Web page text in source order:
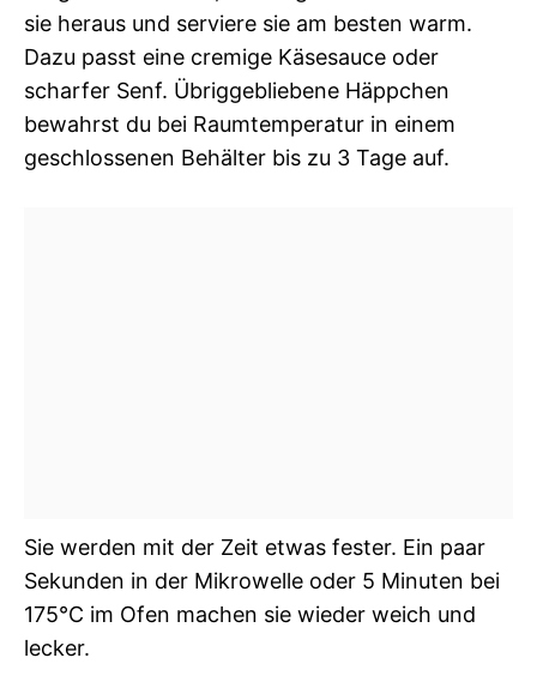
sie heraus und serviere sie am besten warm.
Dazu passt eine cremige Käsesauce oder
scharfer Senf. Übriggebliebene Häppchen
bewahrst du bei Raumtemperatur in einem
geschlossenen Behälter bis zu 3 Tage auf.
Sie werden mit der Zeit etwas fester. Ein paar
Sekunden in der Mikrowelle oder 5 Minuten bei
175°C im Ofen machen sie wieder weich und
lecker.